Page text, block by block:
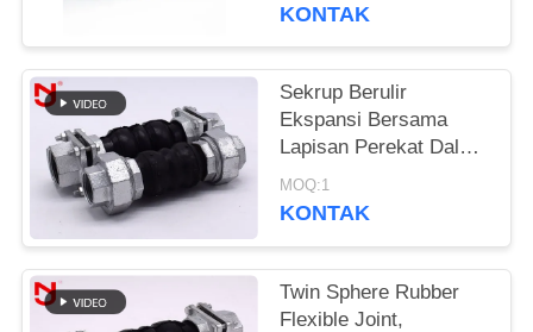
KONTAK
Sekrup Berulir
Ekspansi Bersama
Lapisan Perekat Dalam
Bahan NBR Seamless
MOQ:1
KONTAK
Twin Sphere Rubber
Flexible Joint,